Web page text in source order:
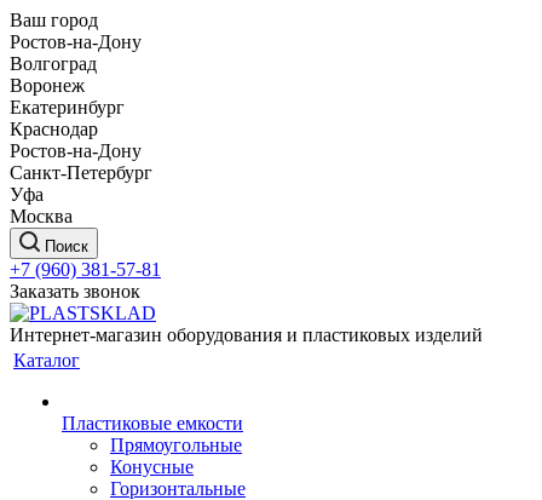
Ваш город
Ростов-на-Дону
Волгоград
Воронеж
Екатеринбург
Краснодар
Ростов-на-Дону
Санкт-Петербург
Уфа
Москва
Поиск
+7 (960) 381-57-81
Заказать звонок
Интернет-магазин оборудования и пластиковых изделий
Каталог
Пластиковые емкости
Прямоугольные
Конусные
Горизонтальные